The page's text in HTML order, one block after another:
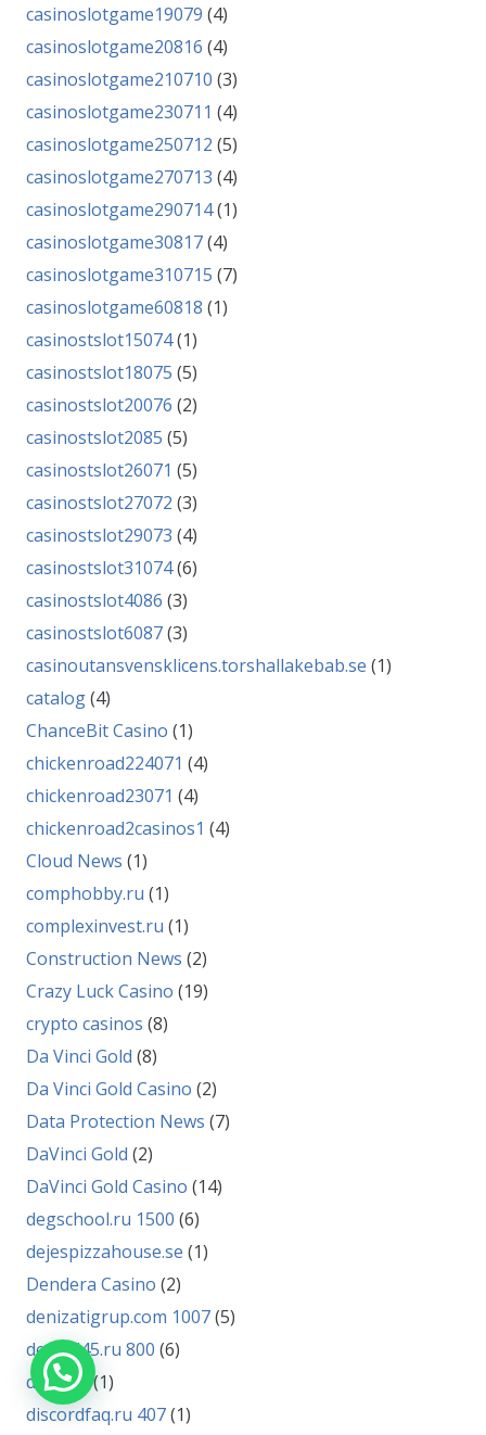
casinoslotgame19079 (4)
casinoslotgame20816 (4)
casinoslotgame210710 (3)
casinoslotgame230711 (4)
casinoslotgame250712 (5)
casinoslotgame270713 (4)
casinoslotgame290714(1)
casinoslotgame30817(4)
casinoslotgame310715 (7)
casinoslotgame60818 (1)
casinostslot15074(1)
casinostslot18075 (5)
casinostslot20076 (2)
casinostslot2085 (5)
casinostslot26071 (5)
casinostslot27072 (3)
casinostslot29073 (4)
casinostslot31074(6)
casinostslot4086 (3)
casinostslot6087(3)
casinoutansvensklicens.torshallakebab.se (1)
catalog(4)
ChanceBit Casino (1)
chickenroad224071 (4)
chickenroad23071 (4)
chickenroad2casinos1 (4)
Cloud News (1)
comphobby.ru (1)
complexinvest.ru (1)
Construction News (2)
Crazy Luck Casino (19)
crypto casinos (8)
Da Vinci Gold (8)
Da Vinci Gold Casino (2)
Data Protection News (7)
DaVinci Gold (2)
DaVinci Gold Casino (14)
degschool.ru 1500 (6)
dejespizzahouse.se (1)
Dendera Casino (2)
denizatigrup.com 1007(5)
detsad45.ru 800 (6)
dgkh.ru (1)
discordfaq.ru 407(1)